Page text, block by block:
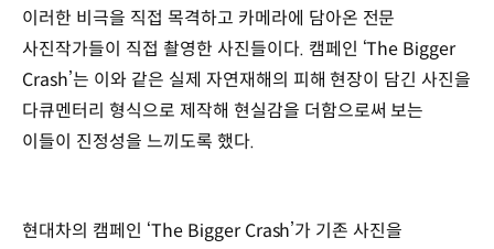
이러한 비극을 직접 목격하고 카메라에 담아온 전문
사진작가들이 직접 촬영한 사진들이다. 캠페인 ‘The Bigger
Crash’는 이와 같은 실제 자연재해의 피해 현장이 담긴 사진을
다큐멘터리 형식으로 제작해 현실감을 더함으로써 보는
이들이 진정성을 느끼도록 했다.
현대차의 캠페인 ‘The Bigger Crash’가 기존 사진을